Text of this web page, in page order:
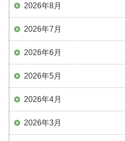
2026年8月
2026年7月
2026年6月
2026年5月
2026年4月
2026年3月